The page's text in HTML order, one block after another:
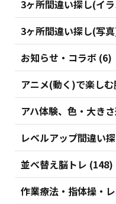
3ヶ所間違い探し(イ
3ヶ所間違い探し(写
お知らせ・コラボ (6)
アニメ(動く)で楽し
アハ体験、色・大き
レベルアップ間違い
並べ替え脳トレ (148)
作業療法・指体操・